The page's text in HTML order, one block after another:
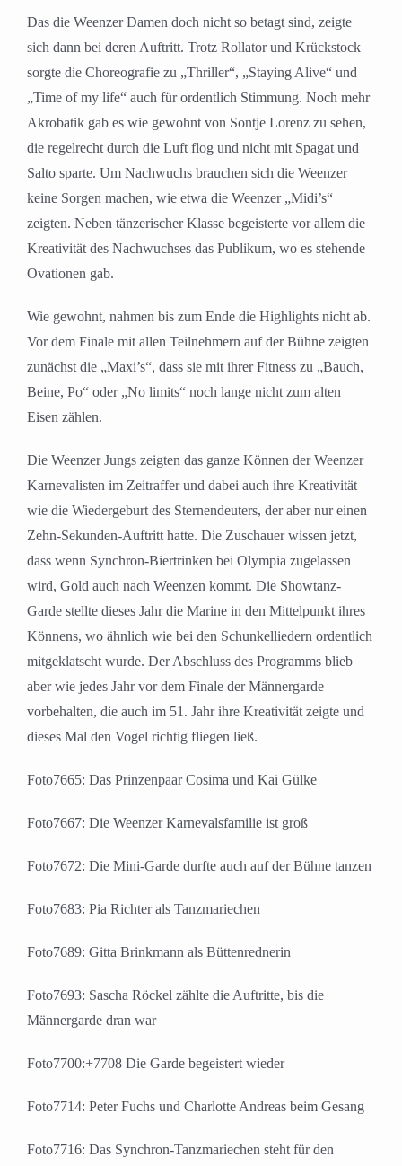
Das die Weenzer Damen doch nicht so betagt sind, zeigte
sich dann bei deren Auftritt. Trotz Rollator und Krückstock
sorgte die Choreografie zu „Thriller“, „Staying Alive“ und
„Time of my life“ auch für ordentlich Stimmung. Noch mehr
Akrobatik gab es wie gewohnt von Sontje Lorenz zu sehen,
die regelrecht durch die Luft flog und nicht mit Spagat und
Salto sparte. Um Nachwuchs brauchen sich die Weenzer
keine Sorgen machen, wie etwa die Weenzer „Midi’s“
zeigten. Neben tänzerischer Klasse begeisterte vor allem die
Kreativität des Nachwuchses das Publikum, wo es stehende
Ovationen gab.
Wie gewohnt, nahmen bis zum Ende die Highlights nicht ab.
Vor dem Finale mit allen Teilnehmern auf der Bühne zeigten
zunächst die „Maxi’s“, dass sie mit ihrer Fitness zu „Bauch,
Beine, Po“ oder „No limits“ noch lange nicht zum alten
Eisen zählen.
Die Weenzer Jungs zeigten das ganze Können der Weenzer
Karnevalisten im Zeitraffer und dabei auch ihre Kreativität
wie die Wiedergeburt des Sternendeuters, der aber nur einen
Zehn-Sekunden-Auftritt hatte. Die Zuschauer wissen jetzt,
dass wenn Synchron-Biertrinken bei Olympia zugelassen
wird, Gold auch nach Weenzen kommt. Die Showtanz-
Garde stellte dieses Jahr die Marine in den Mittelpunkt ihres
Könnens, wo ähnlich wie bei den Schunkelliedern ordentlich
mitgeklatscht wurde. Der Abschluss des Programms blieb
aber wie jedes Jahr vor dem Finale der Männergarde
vorbehalten, die auch im 51. Jahr ihre Kreativität zeigte und
dieses Mal den Vogel richtig fliegen ließ.
Foto7665: Das Prinzenpaar Cosima und Kai Gülke
Foto7667: Die Weenzer Karnevalsfamilie ist groß
Foto7672: Die Mini-Garde durfte auch auf der Bühne tanzen
Foto7683: Pia Richter als Tanzmariechen
Foto7689: Gitta Brinkmann als Büttenrednerin
Foto7693: Sascha Röckel zählte die Auftritte, bis die
Männergarde dran war
Foto7700:+7708 Die Garde begeistert wieder
Foto7714: Peter Fuchs und Charlotte Andreas beim Gesang
Foto7716: Das Synchron-Tanzmariechen steht für den